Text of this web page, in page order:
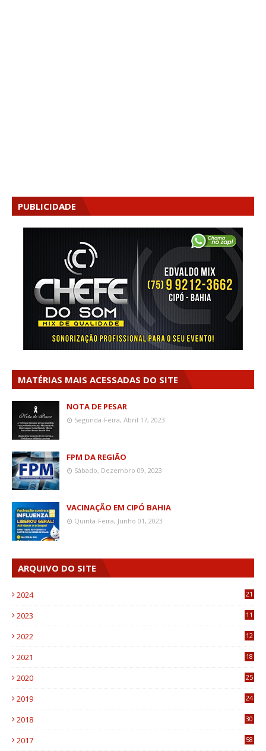
PUBLICIDADE
MATÉRIAS MAIS ACESSADAS DO SITE
NOTA DE PESAR
Segunda-Feira, Abril 17, 2023
FPM DA REGIÃO
Sábado, Dezembro 09, 2023
VACINAÇÃO EM CIPÓ BAHIA
Quinta-Feira, Junho 01, 2023
ARQUIVO DO SITE
2024 21
2023
11
2022
12
2021
18
2020
25
2019
24
2018
30
2017
58